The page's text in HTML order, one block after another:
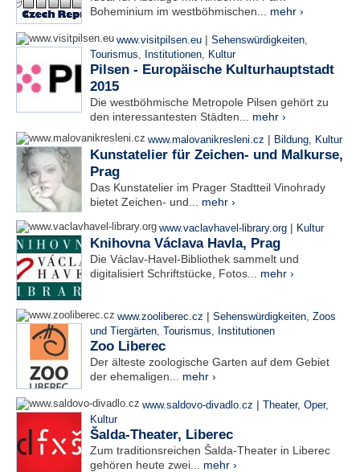
Boheminium im westböhmischen... mehr ›
www.visitpilsen.eu | Sehenswürdigkeiten,
Tourismus, Institutionen, Kultur
Pilsen - Europäische Kulturhauptstadt
2015
Die westböhmische Metropole Pilsen gehört zu
den interessantesten Städten... mehr ›
www.malovanikresleni.cz | Bildung, Kultur
Kunstatelier für Zeichen- und Malkurse,
Prag
Das Kunstatelier im Prager Stadtteil Vinohrady
bietet Zeichen- und... mehr ›
www.vaclavhavel-library.org | Kultur
Knihovna Václava Havla, Prag
Die Václav-Havel-Bibliothek sammelt und
digitalisiert Schriftstücke, Fotos... mehr ›
www.zooliberec.cz | Sehenswürdigkeiten, Zoos
und Tiergärten, Tourismus, Institutionen
Zoo Liberec
Der älteste zoologische Garten auf dem Gebiet
der ehemaligen... mehr ›
www.saldovo-divadlo.cz | Theater, Oper,
Kultur
Šalda-Theater, Liberec
Zum traditionsreichen Šalda-Theater in Liberec
gehören heute zwei... mehr ›